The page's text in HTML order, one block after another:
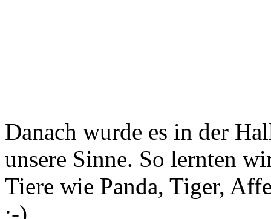
Danach wurde es in der
unsere Sinne. So lernten
Tiere wie Panda, Tiger,
;-)